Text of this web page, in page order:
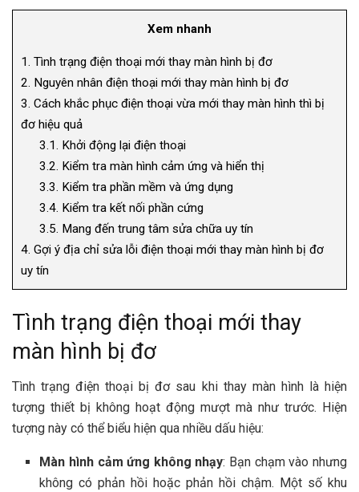
Xem nhanh
1. Tình trạng điện thoại mới thay màn hình bị đơ
2. Nguyên nhân điện thoại mới thay màn hình bị đơ
3. Cách khắc phục điện thoại vừa mới thay màn hình thì bị
đơ hiệu quả
3.1. Khởi động lại điện thoại
3.2. Kiểm tra màn hình cảm ứng và hiển thị
3.3. Kiểm tra phần mềm và ứng dụng
3.4. Kiểm tra kết nối phần cứng
3.5. Mang đến trung tâm sửa chữa uy tín
4. Gợi ý địa chỉ sửa lỗi điện thoại mới thay màn hình bị đơ
uy tín
Tình trạng điện thoại mới thay
màn hình bị đơ
Tình trạng điện thoại bị đơ sau khi thay màn hình là hiện
tượng thiết bị không hoạt động mượt mà như trước. Hiện
tượng này có thể biểu hiện qua nhiều dấu hiệu:
Màn hình cảm ứng không nhạy: Bạn chạm vào nhưng
không có phản hồi hoặc phản hồi chậm. Một số khu